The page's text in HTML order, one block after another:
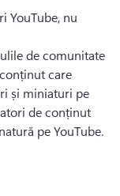
YouTube, nu
in a new tab)
de comunitate
care
și miniaturi pe
de conținut
pe YouTube.